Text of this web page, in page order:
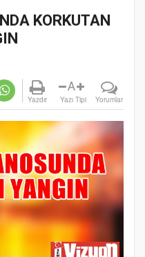
KORKUTAN
Yazdır
A
Yazı Tipi Yorumlar